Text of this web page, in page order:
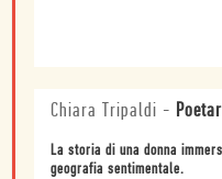
Chiara Tripaldi -
La storia di una donna
geografia sentimentale.